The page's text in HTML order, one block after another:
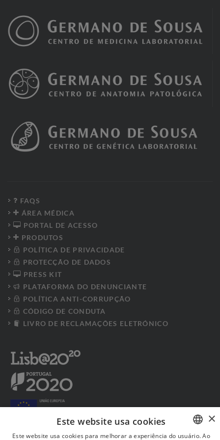
FAQS
ÁREA MÉDICA
PORTAL DE ACESSO
PRODUTOS
POLÍTICA DE PRIVACIDADE
PROTECÇÃO DE DADOS
PRESS KIT
PLATAFORMA DO DENUNCIANTE
POLÍTICA ANTI-CORRUPÇÃO
CÓDIGO DE CONDUTA
LIVRO DE RECLAMAÇÕES ELETRÓNICO
×
Este website usa cookies
Este website usa cookies para melhorar a experiência do usuário. Ao